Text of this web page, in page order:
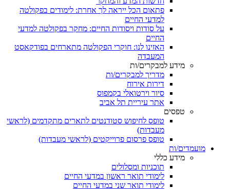
פתאום הכל ייראה לך אחרת: לימודים בפקולטה
למדעי החיים
על סודות ויסודות החיים: מחקר בפקולטה למדעי
החיים
האזינו לנו: חוקרי הפקולטה מתארחים בפודקאסט
המעבדה
מידע למבקרים/ות
מדריך למבקרים/ות
דירות אירוח
סיור וירטואלי בקמפוס
אתר עיריית תל אביב
טפסים
טופס לחיפוש סטודנטים לתארים מתקדמים (לראשי
מעבדות)
טופס פרסום פרוייקטים (לראשי מעבדות)
מועמדים/ות
מידע כללי
תוכניות ומסלולים
לימודי תואר ראשון במדעי החיים
לימודי תואר שני במדעי החיים